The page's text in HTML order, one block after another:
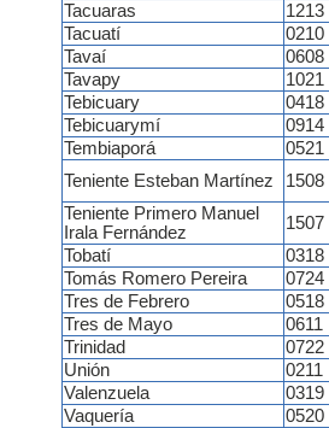
Tacuaras
1213
Tacuatí
0210
Tavaí
0608
Tavapy
1021
Tebicuary
0418
Tebicuarymí
0914
Tembiaporá
0521
Teniente Esteban Martínez
1508
Teniente Primero Manuel
Irala Fernández
1507
Tobatí
0318
Tomás Romero Pereira
0724
Tres de Febrero
0518
Tres de Mayo
0611
Trinidad
0722
Unión
0211
Valenzuela
0319
Vaquería
0520